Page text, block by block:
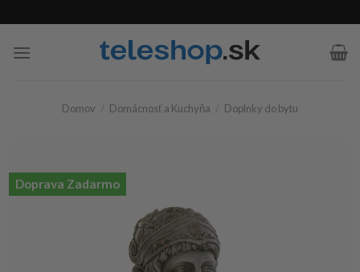
to
content
Domov / Domácnosť a Kuchyňa / Doplnky do bytu
Doprava Zadarmo